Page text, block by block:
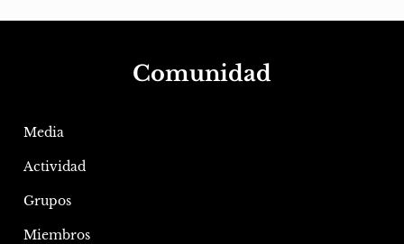
Comunidad
Media
Actividad
Grupos
Miembros